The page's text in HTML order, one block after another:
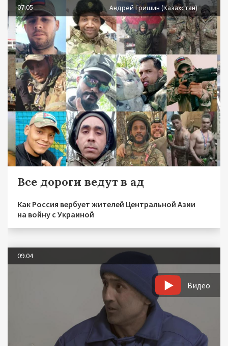
07.05 Андрей Гришин (Казахстан)
Все дороги ведут в ад
Как Россия вербует жителей Центральной Азии
на войну с Украиной
09.04
Видео